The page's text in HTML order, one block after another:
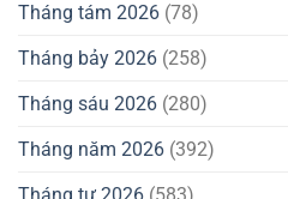
Tháng tám 2026 (78)
Tháng bảy 2026 (258)
Tháng sáu 2026 (280)
Tháng năm 2026 (392)